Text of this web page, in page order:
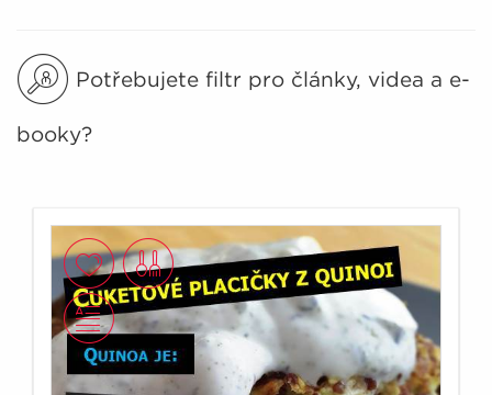
Potřebujete filtr pro články, videa a e-
booky?